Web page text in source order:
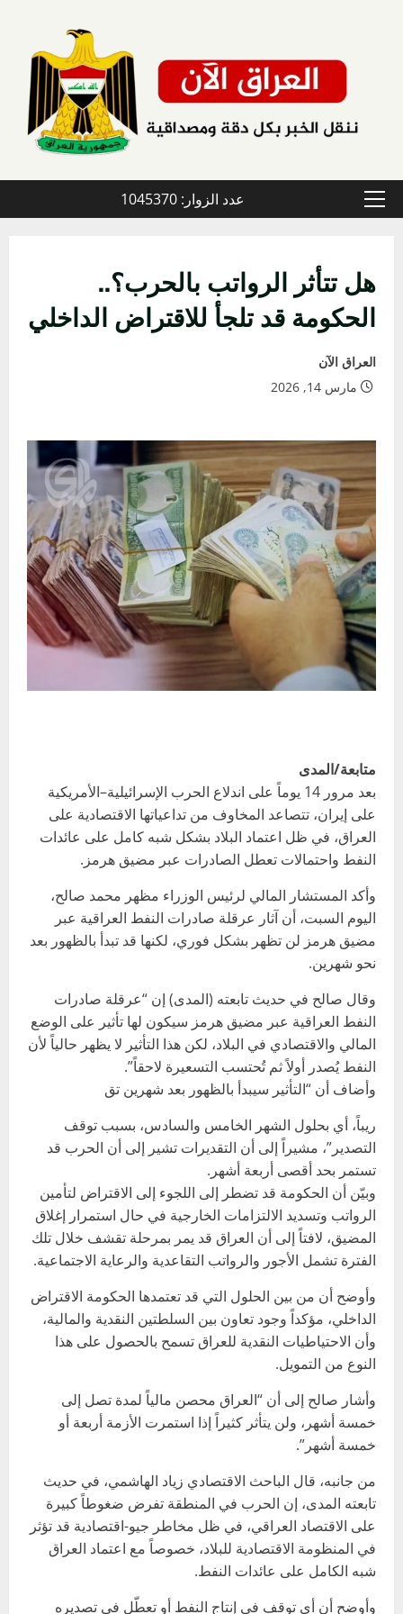
القائمة
عدد الزوار: 1045370
هل تتأثر الرواتب بالحرب؟..
الحكومة قد تلجأ للاقتراض الداخلي
العراق الآن
مارس 14, 2026
متابعة/المدى
بعد مرور 14 يوماً على اندلاع الحرب الإسرائيلية–الأمريكية
على إيران، تتصاعد المخاوف من تداعياتها الاقتصادية على
العراق، في ظل اعتماد البلاد بشكل شبه كامل على عائدات
النفط واحتمالات تعطل الصادرات عبر مضيق هرمز.
وأكد المستشار المالي لرئيس الوزراء مظهر محمد صالح،
اليوم السبت، أن آثار عرقلة صادرات النفط العراقية عبر
مضيق هرمز لن تظهر بشكل فوري، لكنها قد تبدأ بالظهور بعد
نحو شهرين.
وقال صالح في حديث تابعته (المدى) إن “عرقلة صادرات
النفط العراقية عبر مضيق هرمز سيكون لها تأثير على الوضع
المالي والاقتصادي في البلاد، لكن هذا التأثير لا يظهر حالياً لأن
النفط يُصدر أولاً ثم تُحتسب التسعيرة لاحقاً”.
وأضاف أن “التأثير سيبدأ بالظهور بعد شهرين تق
ريباً، أي بحلول الشهر الخامس والسادس، بسبب توقف
التصدير”، مشيراً إلى أن التقديرات تشير إلى أن الحرب قد
تستمر بحد أقصى أربعة أشهر.
وبيّن أن الحكومة قد تضطر إلى اللجوء إلى الاقتراض لتأمين
الرواتب وتسديد الالتزامات الخارجية في حال استمرار إغلاق
المضيق، لافتاً إلى أن العراق قد يمر بمرحلة تقشف خلال تلك
الفترة تشمل الأجور والرواتب التقاعدية والرعاية الاجتماعية.
وأوضح أن من بين الحلول التي قد تعتمدها الحكومة الاقتراض
الداخلي، مؤكداً وجود تعاون بين السلطتين النقدية والمالية،
وأن الاحتياطيات النقدية للعراق تسمح بالحصول على هذا
النوع من التمويل.
وأشار صالح إلى أن “العراق محصن مالياً لمدة تصل إلى
خمسة أشهر، ولن يتأثر كثيراً إذا استمرت الأزمة أربعة أو
خمسة أشهر”.
من جانبه، قال الباحث الاقتصادي زياد الهاشمي، في حديث
تابعته المدى، إن الحرب في المنطقة تفرض ضغوطاً كبيرة
على الاقتصاد العراقي، في ظل مخاطر جيو-اقتصادية قد تؤثر
في المنظومة الاقتصادية للبلاد، خصوصاً مع اعتماد العراق
شبه الكامل على عائدات النفط.
وأوضح أن أي توقف في إنتاج النفط أو تعطّل في تصديره